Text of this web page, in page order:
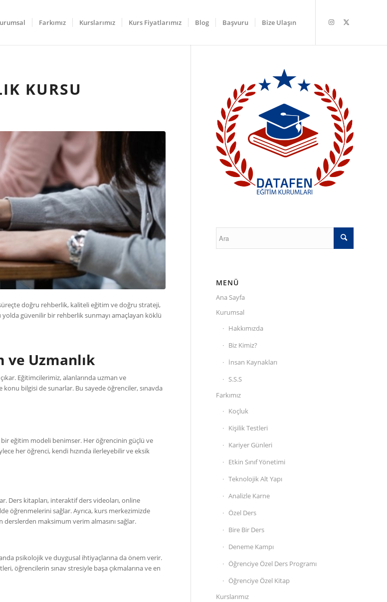
Farkımız Kurslarımız Kurs Fiyatlarımız Blog Başvuru Bize Ulaşın
KURSU
doğru rehberlik, kaliteli eğitim ve doğru strateji,
yolda güvenilir bir rehberlik sunmayı amaçlayan köklü
ve Uzmanlık
Eğitimcilerimiz, alanlarında uzman ve
bilgisi de sunarlar. Bu sayede öğrenciler, sınavda
bir eğitim modeli benimser. Her öğrencinin güçlü ve
her öğrenci, kendi hızında ilerleyebilir ve eksik
Ders kitapları, interaktif ders videoları, online
öğrenmelerini sağlar. Ayrıca, kurs merkezimizde
derslerden maksimum verim almasını sağlar.
psikolojik ve duygusal ihtiyaçlarına da önem verir.
öğrencilerin sınav stresiyle başa çıkmalarına ve en
MENÜ
Ana Sayfa
Kurumsal
Hakkımızda
Biz Kimiz?
İnsan Kaynakları
S.S.S
Farkımız
Koçluk
Kişilik Testleri
Kariyer Günleri
Etkin Sınıf Yönetimi
Teknolojik Alt Yapı
Analizle Karne
Özel Ders
Bire Bir Ders
Deneme Kampı
Öğrenciye Özel Ders Programı
Öğrenciye Özel Kitap
Kurslarımız